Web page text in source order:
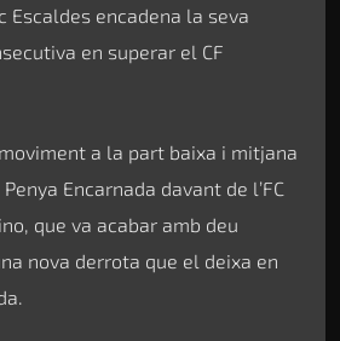
Escaldes encadena la seva
en superar el CF
a la part baixa i mitjana
Encarnada davant de l’FC
que va acabar amb deu
nova derrota que el deixa en